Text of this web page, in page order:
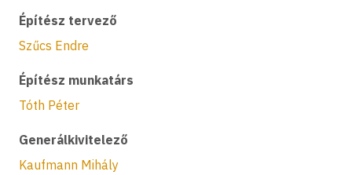
Építész tervező
Szűcs Endre
Építész munkatárs
Tóth Péter
Generálkivitelező
Kaufmann Mihály